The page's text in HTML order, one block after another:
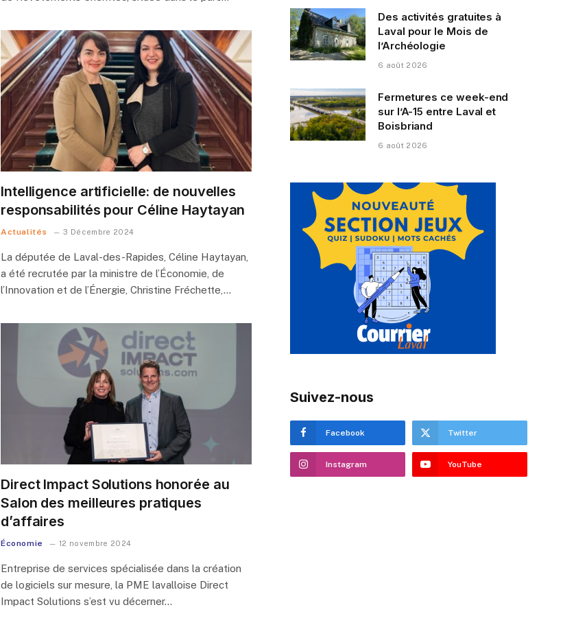
Intelligence artificielle: de nouvelles
responsabilités pour Céline Haytayan
Actualités 3 Décembre 2024
La députée de Laval-des-Rapides, Céline Haytayan,
a été recrutée par la ministre de l’Économie, de
l’Innovation et de l’Énergie, Christine Fréchette,…
Direct Impact Solutions honorée au
Salon des meilleures pratiques
d’affaires
Économie 12 novembre 2024
Entreprise de services spécialisée dans la création
de logiciels sur mesure, la PME lavalloise Direct
Impact Solutions s’est vu décerner…
Des activités gratuites à
Laval pour le Mois de
l’Archéologie
6 août 2026
Fermetures ce week-end
sur l’A-15 entre Laval et
Boisbriand
6 août 2026
Suivez-nous
Facebook Twitter
Instagram YouTube